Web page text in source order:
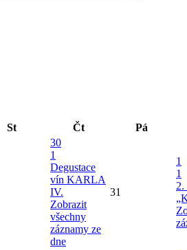
St Čt Pá
30
1
Degustace
vín KARLA
IV.
Zobrazit
všechny
záznamy ze
dne
31
1
1
2.